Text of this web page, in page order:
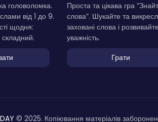
головоломка.
від 1 до 9.
щодня:
складний.
Проста та цікава гра
слова”. Шукайте та
заховані слова і розвивайте
уважність.
Грати
© 2025. Копіювання матеріалів